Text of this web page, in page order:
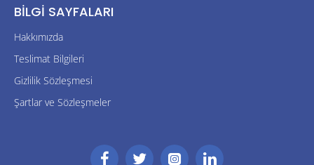
BILGI SAYFALARI
Hakkımızda
Teslimat Bilgileri
Gizlilik Sözleşmesi
Şartlar ve Sözleşmeler